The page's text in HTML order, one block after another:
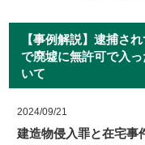
【事例解説】逮捕さ
で廃墟に無許可で入
いて
2024/09/21
建造物侵入罪と在宅事